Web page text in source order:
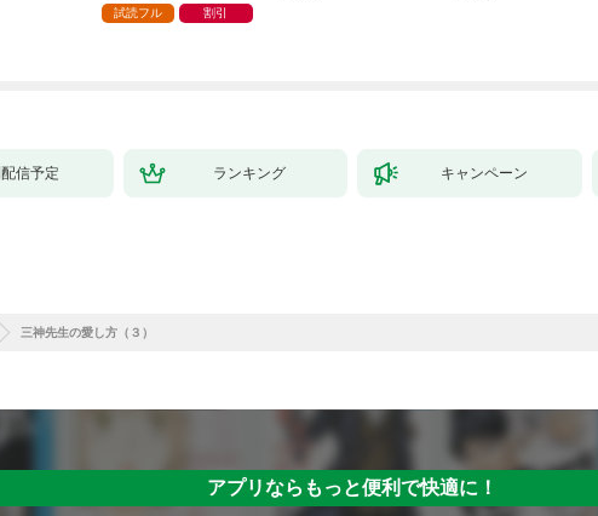
試読フル 割引
信予定 ランキング キャンペーン
三神先生の愛し方（３）
アプリならもっと便利で快適に！